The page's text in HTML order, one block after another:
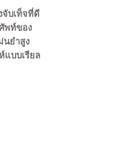
บเท็จที่ดี
พท์ของ
ยำสูง
แบบเรียล